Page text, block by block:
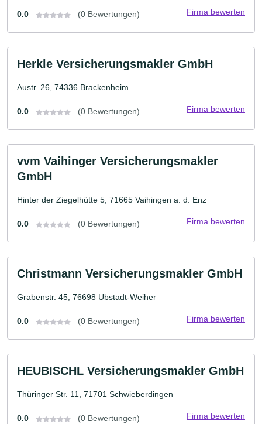
0.0 (0 Bewertungen) Firma bewerten
Herkle Versicherungsmakler GmbH
Austr. 26, 74336 Brackenheim
0.0 (0 Bewertungen) Firma bewerten
vvm Vaihinger Versicherungsmakler
GmbH
Hinter der Ziegelhütte 5, 71665 Vaihingen a. d. Enz
0.0 (0 Bewertungen) Firma bewerten
Christmann Versicherungsmakler GmbH
Grabenstr. 45, 76698 Ubstadt-Weiher
0.0 (0 Bewertungen) Firma bewerten
HEUBISCHL Versicherungsmakler GmbH
Thüringer Str. 11, 71701 Schwieberdingen
0.0 (0 Bewertungen) Firma bewerten